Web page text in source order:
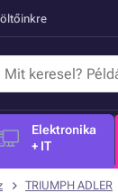
Elektronika
+ IT
TRIUMPH ADLER